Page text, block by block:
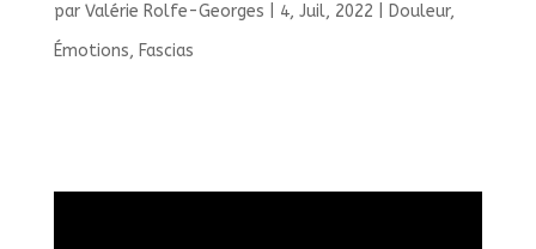
par Valérie Rolfe-Georges 4, Juil, 2022 Douleur,
Émotions, Fascias